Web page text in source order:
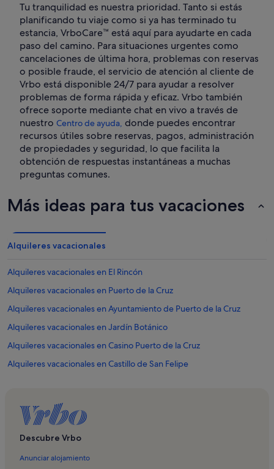
Tu tranquilidad es nuestra prioridad. Tanto si estás
planificando tu viaje como si ya has terminado tu
estancia, VrboCare™ está aquí para ayudarte en cada
paso del camino. Para situaciones urgentes como
cancelaciones de última hora, problemas con reservas
o posible fraude, el servicio de atención al cliente de
Vrbo está disponible 24/7 para ayudar a resolver
problemas de forma rápida y eficaz. Vrbo también
ofrece soporte mediante chat en vivo a través de
nuestro Centro de ayuda, donde puedes encontrar
recursos útiles sobre reservas, pagos, administración
de propiedades y seguridad, lo que facilita la
obtención de respuestas instantáneas a muchas
preguntas comunes.
Más ideas para tus vacaciones
Alquileres vacacionales
Alquileres vacacionales en El Rincón
Alquileres vacacionales en Puerto de la Cruz
Alquileres vacacionales en Ayuntamiento de Puerto de la Cruz
Alquileres vacacionales en Jardín Botánico
Alquileres vacacionales en Casino Puerto de la Cruz
Alquileres vacacionales en Castillo de San Felipe
Alquileres vacacionales en Centro de las Orquideas
Alquileres vacacionales en Iglesia de Nuestra Señora de la Peña de
Descubre Vrbo
Anunciar alojamiento